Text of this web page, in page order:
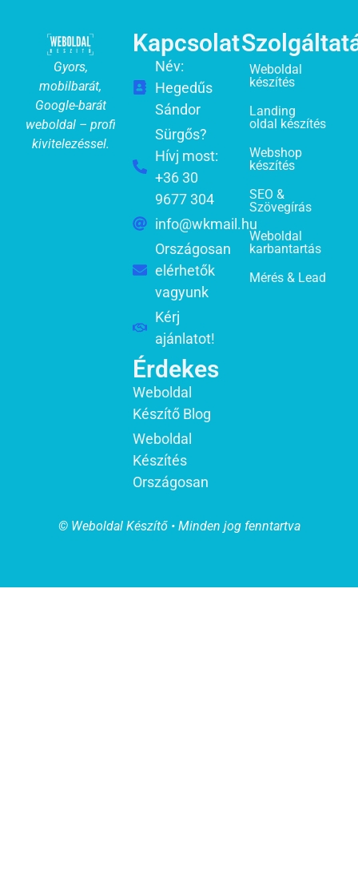
Gyors,
mobilbarát,
Google-barát
weboldal – profi
kivitelezéssel.
Kapcsolat
Név:
Hegedűs
Sándor
Sürgős?
Hívj most:
+36 30
9677 304
info@wkmail.hu
Országosan
elérhetők
vagyunk
Kérj
ajánlatot!
Érdekes
Weboldal
Készítő Blog
Weboldal
Készítés
Országosan
Weboldal
készítés
Landing
oldal készítés
Webshop
készítés
SEO &
Szövegírás
Weboldal
karbantartás
Mérés & Lead
© Weboldal Készítő • Minden jog fenntartva